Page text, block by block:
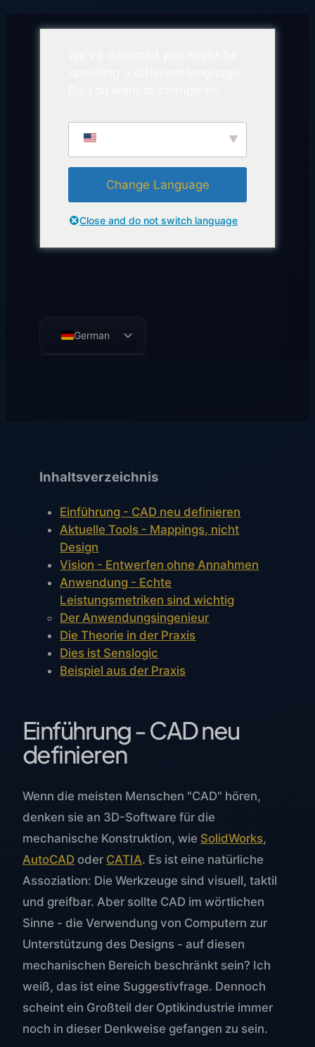
German
Inhaltsverzeichnis
Einführung - CAD neu definieren
Aktuelle Tools - Mappings, nicht
Design
Vision - Entwerfen ohne Annahmen
Anwendung - Echte
Leistungsmetriken sind wichtig
Der Anwendungsingenieur
Die Theorie in der Praxis
Dies ist Senslogic
Beispiel aus der Praxis
Einführung - CAD neu
definieren
Wenn die meisten Menschen "CAD" hören,
denken sie an 3D-Software für die
mechanische Konstruktion, wie SolidWorks,
AutoCAD oder CATIA. Es ist eine natürliche
Assoziation: Die Werkzeuge sind visuell, taktil
und greifbar. Aber sollte CAD im wörtlichen
Sinne - die Verwendung von Computern zur
Unterstützung des Designs - auf diesen
mechanischen Bereich beschränkt sein? Ich
weiß, das ist eine Suggestivfrage. Dennoch
scheint ein Großteil der Optikindustrie immer
noch in dieser Denkweise gefangen zu sein.
Change Language
Close and do not switch language